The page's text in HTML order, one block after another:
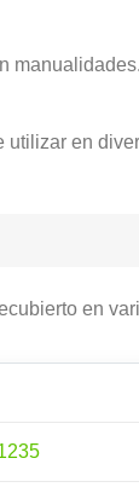
utilizar en
en